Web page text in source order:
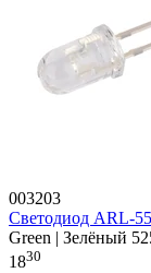
003203
Светодиод ARL-
Green | Зелёный
1830